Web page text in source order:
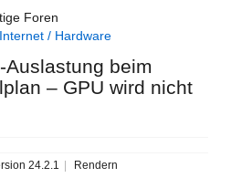
Foren
/ Hardware
Auslastung beim
– GPU wird nicht
24.2.1 Rendern